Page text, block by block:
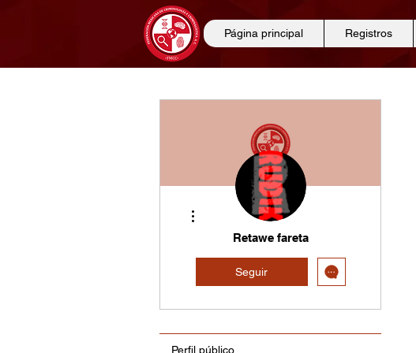
Página principal Registros
Retawe fareta
Seguir
Más acciones
Perfil público